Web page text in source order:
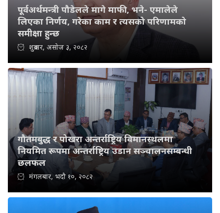
पूर्वअर्थमन्त्री पौडेलले मागे माफी, भने- एमालेले
लिएका निर्णय, गरेका काम र त्यसको परिणामको
समीक्षा हुन्छ
शुक्रबार, असोज ३, २०८२
गौतमबुद्ध र पोखरा अन्तर्राष्ट्रिय विमानस्थलमा
नियमित रूपमा अन्तर्राष्ट्रिय उडान सञ्चालनसम्बन्धी
छलफल
मंगलबार, भदौ १०, २०८२